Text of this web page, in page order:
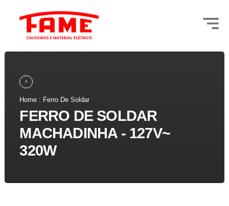
Home : Ferro De Soldar
FERRO DE SOLDAR
MACHADINHA - 127V~
320W